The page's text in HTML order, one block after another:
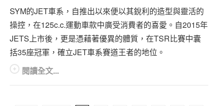
SYM的JET車系，自推出以來便以其銳利的造型與靈活的
操控，在125c.c.運動車款中廣受消費者的喜愛。自2015年
JETS上市後，更是憑藉著優異的體質，在TSR比賽中囊
括35座冠軍，確立JET車系賽道王者的地位。
閱讀全文...